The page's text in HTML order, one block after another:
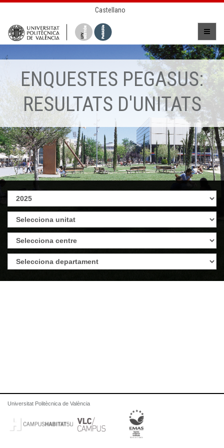
Castellano
ENQUESTES PEGASUS:
RESULTATS D'UNITATS
Universitat Politècnica de València